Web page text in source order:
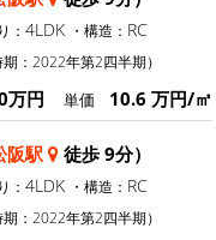
： 4LDK ・構造： RC
期：2022年第2四半期）
万円 単価 10.6 万円/㎡
阪駅 徒歩 9分）
： 4LDK ・構造： RC
期：2022年第2四半期）